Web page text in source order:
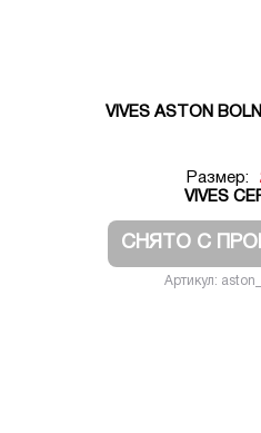
VIVES ASTON
Размер:
VIVES
СНЯТО С
Артикул: